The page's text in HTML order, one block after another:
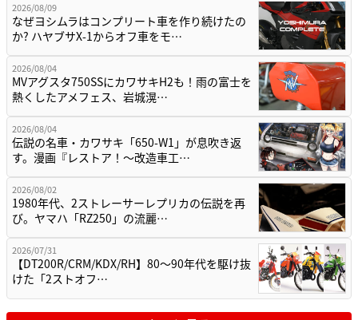
2026/08/09
なぜヨシムラはコンプリート車を作り続けたの
か? ハヤブサX-1からオフ車をモ…
2026/08/04
MVアグスタ750SSにカワサキH2も！雨の富士を
熱くしたアメフェス、岩城滉…
2026/08/04
伝説の名車・カワサキ「650-W1」が息吹き返
す。漫画『レストア！～改造車工…
2026/08/02
1980年代、2ストレーサーレプリカの伝説を再
び。ヤマハ「RZ250」の流麗…
2026/07/31
【DT200R/CRM/KDX/RH】80〜90年代を駆け抜
けた「2ストオフ…